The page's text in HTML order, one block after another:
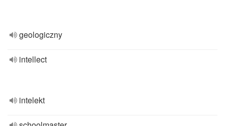
geologiczny
intellect
intelekt